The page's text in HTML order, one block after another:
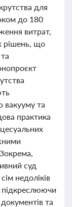
для
до 180
витрат,
рішень, що
вакууму та
практика
суд
недоліків
підкреслюючи
та